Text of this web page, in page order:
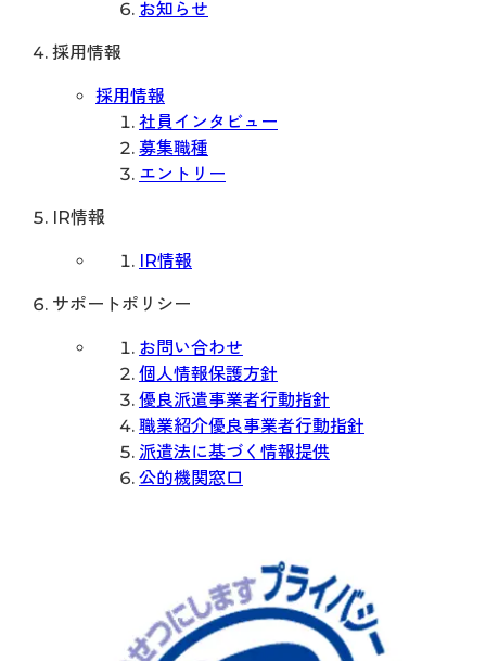
お知らせ
採用情報
採用情報
社員インタビュー
募集職種
エントリー
IR情報
IR情報
サポートポリシー
お問い合わせ
個人情報保護方針
優良派遣事業者行動指針
職業紹介優良事業者行動指針
派遣法に基づく情報提供
公的機関窓口